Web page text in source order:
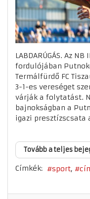
LABDARÚGÁS. Az
fordulójában
Termálfürdő FC
3-1-es vereséget
várják a folytatást.
bajnokságban a
igazi presztízscsata
Tovább a teljes
Címkék: sport